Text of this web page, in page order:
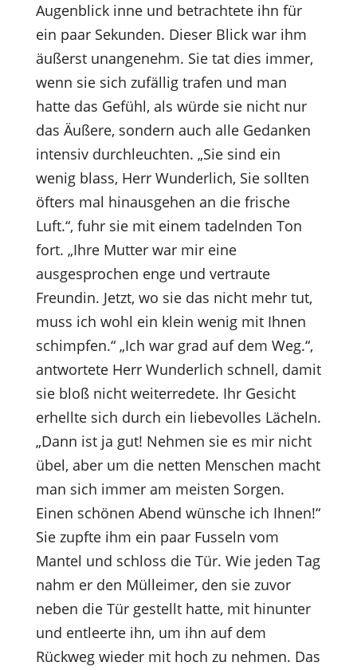
Augenblick inne und betrachtete ihn für
ein paar Sekunden. Dieser Blick war ihm
äußerst unangenehm. Sie tat dies immer,
wenn sie sich zufällig trafen und man
hatte das Gefühl, als würde sie nicht nur
das Äußere, sondern auch alle Gedanken
intensiv durchleuchten. „Sie sind ein
wenig blass, Herr Wunderlich, Sie sollten
öfters mal hinausgehen an die frische
Luft.“, fuhr sie mit einem tadelnden Ton
fort. „Ihre Mutter war mir eine
ausgesprochen enge und vertraute
Freundin. Jetzt, wo sie das nicht mehr tut,
muss ich wohl ein klein wenig mit Ihnen
schimpfen.“ „Ich war grad auf dem Weg.“,
antwortete Herr Wunderlich schnell, damit
sie bloß nicht weiterredete. Ihr Gesicht
erhellte sich durch ein liebevolles Lächeln.
„Dann ist ja gut! Nehmen sie es mir nicht
übel, aber um die netten Menschen macht
man sich immer am meisten Sorgen.
Einen schönen Abend wünsche ich Ihnen!“
Sie zupfte ihm ein paar Fusseln vom
Mantel und schloss die Tür. Wie jeden Tag
nahm er den Mülleimer, den sie zuvor
neben die Tür gestellt hatte, mit hinunter
und entleerte ihn, um ihn auf dem
Rückweg wieder mit hoch zu nehmen. Das